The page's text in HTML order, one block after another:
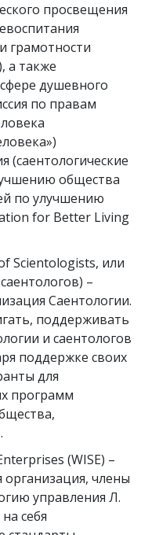
просвещения
грамотности
а также
душевного
по правам
(саентологические
общества
по улучшению
for Better Living
Scientologists, или
–
Саентологии.
поддерживать
и саентологов
поддержке своих
для
программ
(WISE) –
организация, члены
управления Л.
себя